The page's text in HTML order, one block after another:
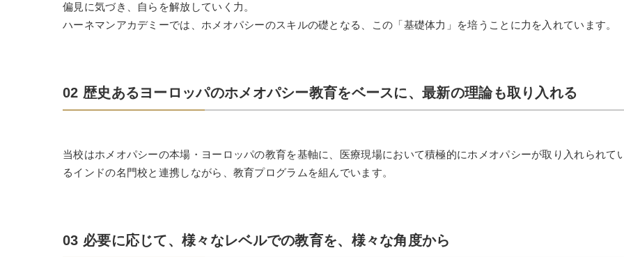
偏見に気づき、自らを解放していく力。
ハーネマンアカデミーでは、ホメオパシーのスキルの礎となる、この「基礎体力」を培うことに力を入れています。
02 歴史あるヨーロッパのホメオパシー教育をベースに、最新の理論も取り入れる
当校はホメオパシーの本場・ヨーロッパの教育を基軸に、医療現場において積極的にホメオパシーが取り入れられて
るインドの名門校と連携しながら、教育プログラムを組んでいます。
03 必要に応じて、様々なレベルでの教育を、様々な角度から